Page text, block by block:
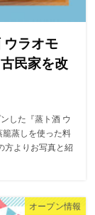
ウラオモ
民家を改
した『蒸ト酒 ウ
籠蒸しを使った料
方よりお写真と紹
オープン情報